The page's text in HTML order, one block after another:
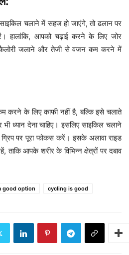
चलाने में सहज हो जाएंगे, तो ढलान पर
हालांकि, आपको चढ़ाई करने के लिए जोर
कैलोरी जलाने और तेजी से वजन कम करने में
करने के लिए काफी नहीं है, बल्कि इसे चलाते
ध्यान देना चाहिए। इसलिए साइकिल चलाने
पर पूरा फोकस करें। इसके अलावा राइड
ताकि आपके शरीर के विभिन्न क्षेत्रों पर दबाव
good option cycling is good